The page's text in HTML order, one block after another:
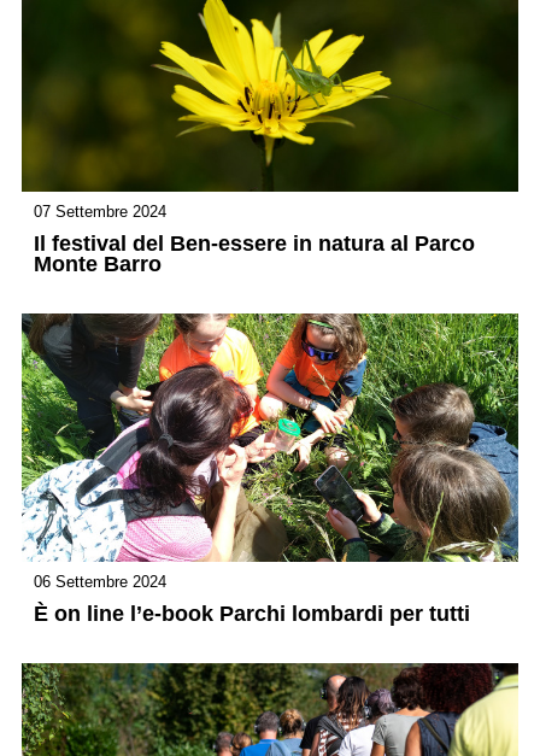
07 Settembre 2024
Il festival del Ben-essere in natura al Parco
Monte Barro
06 Settembre 2024
È on line l’e-book Parchi lombardi per tutti